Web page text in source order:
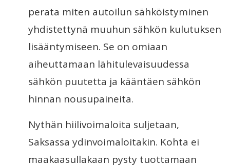
perata miten autoilun sähköistyminen
yhdistettynä muuhun sähkön kulutuksen
lisääntymiseen. Se on omiaan
aiheuttamaan lähitulevaisuudessa
sähkön puutetta ja kääntäen sähkön
hinnan nousupaineita.
Nythän hiilivoimaloita suljetaan,
Saksassa ydinvoimaloitakin. Kohta ei
maakaasullakaan pysty tuottamaan